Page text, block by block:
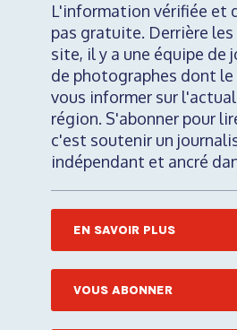
L'information vérifiée et
pas gratuite. Derrière
site, il y a une équipe de
de photographes dont
vous informer sur
région. S'abonner pour
c'est soutenir un
indépendant et ancré
EN SAVOIR PLUS
VOUS ABONNER